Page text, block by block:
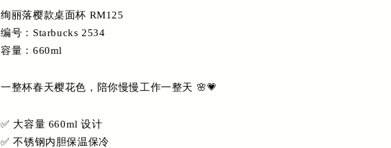
绚丽落樱款桌面杯 RM125
编号：Starbucks 2534
容量：660ml
一整杯春天樱花色，陪你慢慢工作一整天 🌸💗
✅ 大容量 660ml 设计
✅ 不锈钢内胆保温保冷